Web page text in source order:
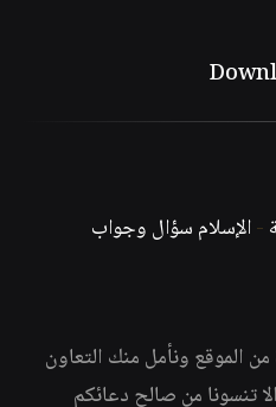
-الإسلام سؤال وجواب
من الموقع ونأمل منك التعاون
تنسونا من صالح دعائكم